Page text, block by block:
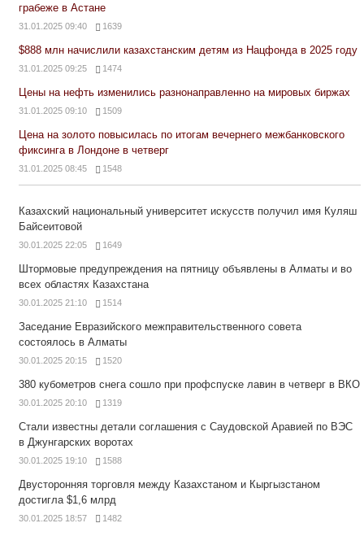
грабеже в Астане
31.01.2025 09:40 1639
$888 млн начислили казахстанским детям из Нацфонда в 2025 году
31.01.2025 09:25 1474
Цены на нефть изменились разнонаправленно на мировых биржах
31.01.2025 09:10 1509
Цена на золото повысилась по итогам вечернего межбанковского
фиксинга в Лондоне в четверг
31.01.2025 08:45 1548
Казахский национальный университет искусств получил имя Куляш
Байсеитовой
30.01.2025 22:05 1649
Штормовые предупреждения на пятницу объявлены в Алматы и во
всех областях Казахстана
30.01.2025 21:10 1514
Заседание Евразийского межправительственного совета
состоялось в Алматы
30.01.2025 20:15 1520
380 кубометров снега сошло при профспуске лавин в четверг в ВКО
30.01.2025 20:10 1319
Стали известны детали соглашения с Саудовской Аравией по ВЭС
в Джунгарских воротах
30.01.2025 19:10 1588
Двусторонняя торговля между Казахстаном и Кыргызстаном
достигла $1,6 млрд
30.01.2025 18:57 1482